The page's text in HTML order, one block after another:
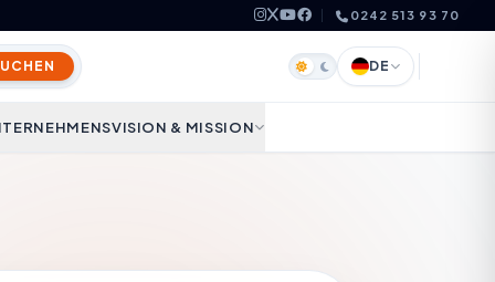
0242 513 93 70
DE
& MISSION